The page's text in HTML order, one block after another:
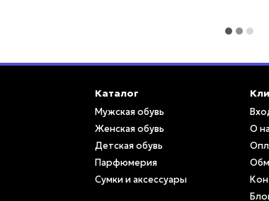
Каталог
Мужская обувь
Женская обувь
Детская обувь
Парфюмерия
Сумки и аксессуары
О